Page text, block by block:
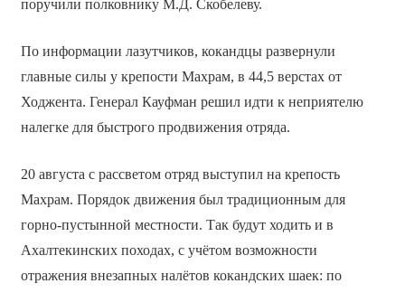
поручили полковнику М.Д. Скобелеву.
По информации лазутчиков, кокандцы развернули
главные силы у крепости Махрам, в 44,5 верстах от
Ходжента. Генерал Кауфман решил идти к неприятелю
налегке для быстрого продвижения отряда.
20 августа с рассветом отряд выступил на крепость
Махрам. Порядок движения был традиционным для
горно-пустынной местности. Так будут ходить и в
Ахалтекинских походах, с учётом возможности
отражения внезапных налётов кокандских шаек: по